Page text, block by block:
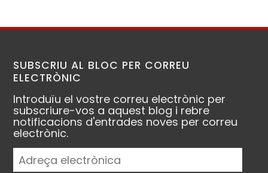
SUBSCRIU AL BLOC PER CORREU
ELECTRÒNIC
Introduïu el vostre correu electrònic per
subscriure-vos a aquest blog i rebre
notificacions d'entrades noves per correu
electrònic.
Adreça
electrònica